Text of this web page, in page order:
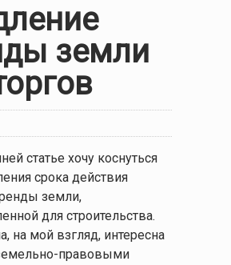
земли
статье хочу коснуться
срока действия
земли,
для строительства.
на мой взгляд, интересна
правовыми